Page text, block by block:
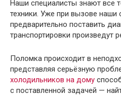
Наши специалисты знают все
техники. Уже при вызове наши
предварительно поставить
транспортировки произведут
Поломка происходит в
представляя серьёзную
холодильников на дому
с поставленной задачей —